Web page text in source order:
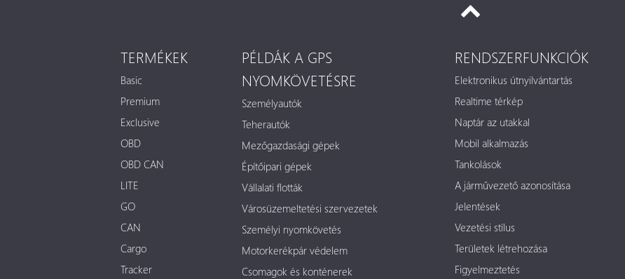
TERMÉKEK
Basic
Premium
Exclusive
OBD
OBD CAN
LITE
GO
CAN
Cargo
Tracker
PÉLDÁK A GPS
NYOMKÖVETÉSRE
Személyautók
Teherautók
Mezőgazdasági gépek
Építőipari gépek
Vállalati flották
Városüzemeltetési szervezetek
Személyi nyomkövetés
Motorkerékpár védelem
Csomagok és konténerek
RENDSZERFUNKCIÓK
Elektronikus útnyilvántartás
Realtime térkép
Naptár az utakkal
Mobil alkalmazás
Tankolások
A járművezető azonosítása
Jelentések
Vezetési stílus
Területek létrehozása
Figyelmeztetés